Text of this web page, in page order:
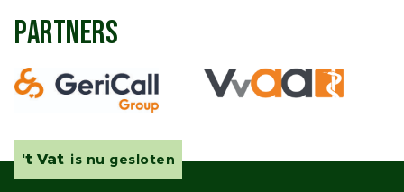
PARTNERS
't Vat is nu gesloten